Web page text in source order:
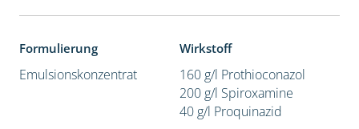
Formulierung
Emulsionskonzentrat
Wirkstoff
160 g/l Prothioconazol
200 g/l Spiroxamine
40 g/l Proquinazid